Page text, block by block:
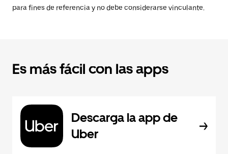
para fines de referencia y no debe considerarse vinculante.
Es más fácil con las apps
Descarga la app de
Uber